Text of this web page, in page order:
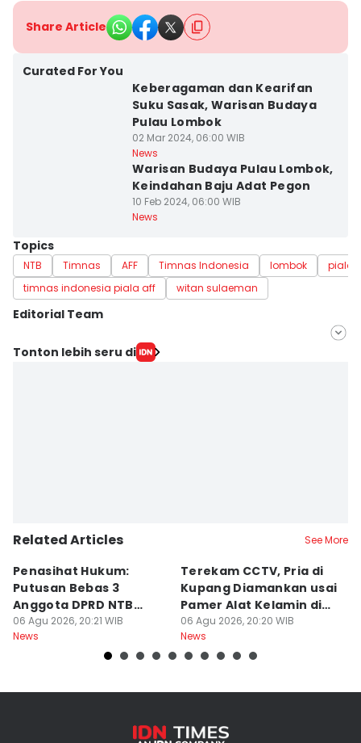
Share Article
Curated For You
Keberagaman dan Kearifan
Suku Sasak, Warisan Budaya
Pulau Lombok
02 Mar 2024, 06:00 WIB
News
Warisan Budaya Pulau Lombok,
Keindahan Baju Adat Pegon
10 Feb 2024, 06:00 WIB
News
Topics
NTB Timnas AFF Timnas Indonesia lombok
piala
timnas indonesia piala aff
witan sulaeman
Editorial Team
Editor
Tonton lebih seru di
Related Articles See More
Penasihat Hukum:
Putusan Bebas 3
Anggota DPRD NTB
Bersifat Final
06 Agu 2026, 20:21 WIB
News
Terekam CCTV, Pria di
Kupang Diamankan usai
Pamer Alat Kelamin di
Kios
06 Agu 2026, 20:20 WIB
News